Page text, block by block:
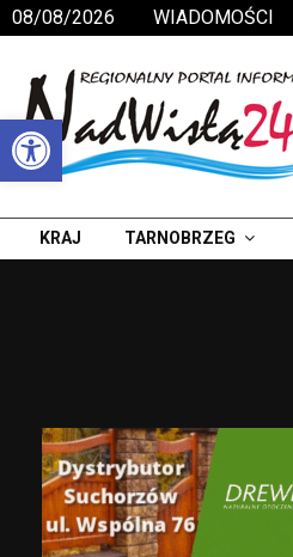
Otwórz pasek narzędzi
08/08/2026 WIADOMOŚCI
KRAJ TARNOBRZEG